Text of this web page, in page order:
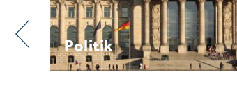
Praxis